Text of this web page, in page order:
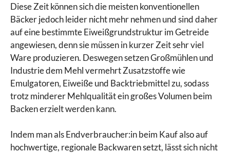
Diese Zeit können sich die meisten konventionellen
Bäcker jedoch leider nicht mehr nehmen und sind daher
auf eine bestimmte Eiweißgrundstruktur im Getreide
angewiesen, denn sie müssen in kurzer Zeit sehr viel
Ware produzieren. Deswegen setzen Großmühlen und
Industrie dem Mehl vermehrt Zusatzstoffe wie
Emulgatoren, Eiweiße und Backtriebmittel zu, sodass
trotz minderer Mehlqualität ein großes Volumen beim
Backen erzielt werden kann.
Indem man als Endverbraucher:in beim Kauf also auf
hochwertige, regionale Backwaren setzt, lässt sich nicht